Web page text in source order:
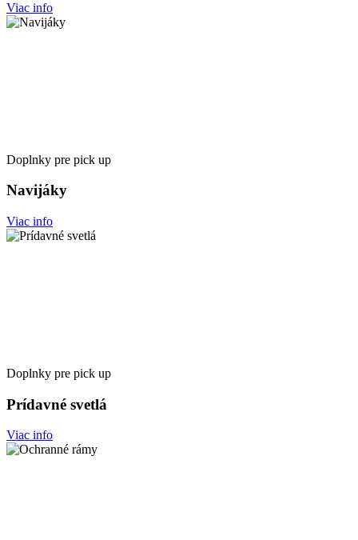
Viac info
Doplnky pre pick up
Navijáky
Viac info
Doplnky pre pick up
Prídavné svetlá
Viac info